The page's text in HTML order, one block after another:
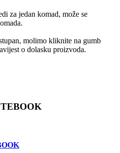
za jedan komad, može se
molimo kliknite na gumb
o dolasku proizvoda.